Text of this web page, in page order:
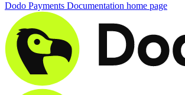
Dodo Payments Documentation home page